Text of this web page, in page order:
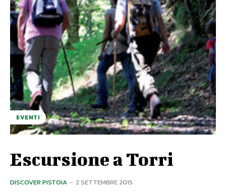
EVENTI
Escursione a Torri
DISCOVER PISTOIA - 2 SETTEMBRE 2015